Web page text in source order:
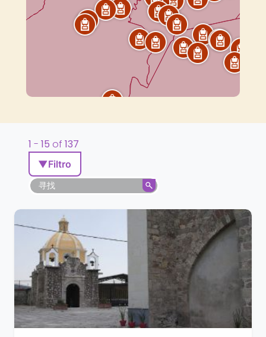
1 - 15 of 137
▼Filtro